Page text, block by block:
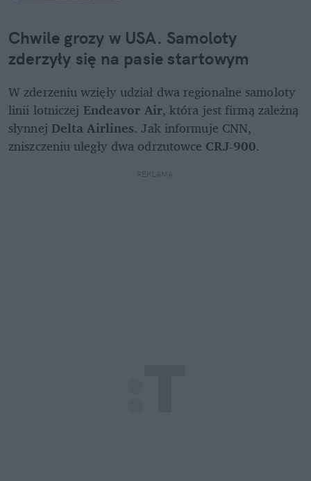
Chwile grozy w USA. Samoloty
zderzyły się na pasie startowym
W zderzeniu wzięły udział dwa regionalne samoloty
linii lotniczej Endeavor Air, która jest firmą zależną
słynnej Delta Airlines. Jak informuje CNN,
zniszczeniu uległy dwa odrzutowce CRJ-900.
REKLAMA